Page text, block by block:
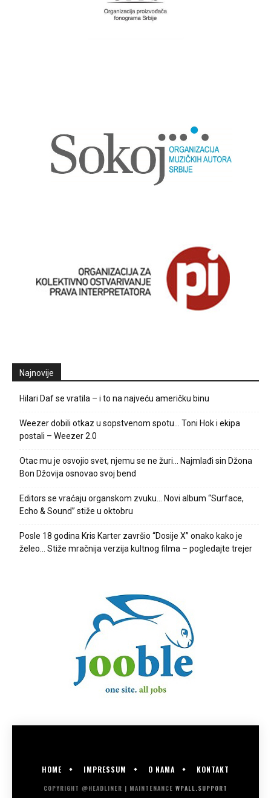
Najnovije
Hilari Daf se vratila – i to na najveću američku binu
Weezer dobili otkaz u sopstvenom spotu… Toni Hok i ekipa
postali – Weezer 2.0
Otac mu je osvojio svet, njemu se ne žuri… Najmlađi sin Džona
Bon Džovija osnovao svoj bend
Editors se vraćaju organskom zvuku… Novi album “Surface,
Echo & Sound” stiže u oktobru
Posle 18 godina Kris Karter završio “Dosije X” onako kako je
želeo… Stiže mračnija verzija kultnog filma – pogledajte trejer
HOME IMPRESSUM O NAMA KONTAKT
COPYRIGHT @HEADLINER | MAINTENANCE WPALL.SUPPORT